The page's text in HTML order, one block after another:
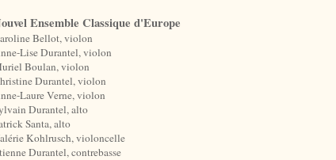
Ensemble Classique d'Europe
Bellot, violon
Lise Durantel, violon
Boulan, violon
Durantel, violon
Laure Verne, violon
Durantel, alto
Santa, alto
Kohlrusch, violoncelle
Durantel, contrebasse